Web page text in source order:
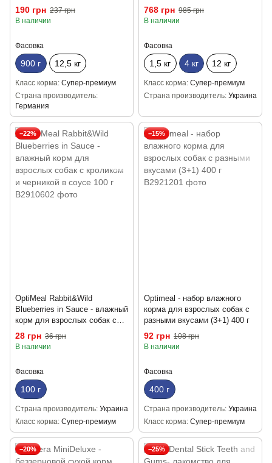
для собак пожилого возраста
900 г
190 грн 237 грн
В наличии
Фасовка
900 г 12,5 кг
Класс корма Супер-премиум
Страна производитель
Германия
индейкой 4 кг
768 грн 985 грн
В наличии
Фасовка
1,5 кг 4 кг 12 кг
Класс корма Супер-премиум
Страна производитель Украина
−22%
OptiMeal Rabbit&Wild
Blueberries in Sauce - влажный
корм для взрослых собак с
кроликом и черникой в соусе
100 г
28 грн 36 грн
В наличии
Фасовка
100 г
Страна производитель Украина
Класс корма Супер-премиум
−15%
Optimeal - набор влажного
корма для взрослых собак с
разными вкусами (3+1) 400 г
92 грн 108 грн
В наличии
Фасовка
400 г
Страна производитель Украина
Класс корма Супер-премиум
−20% −25%